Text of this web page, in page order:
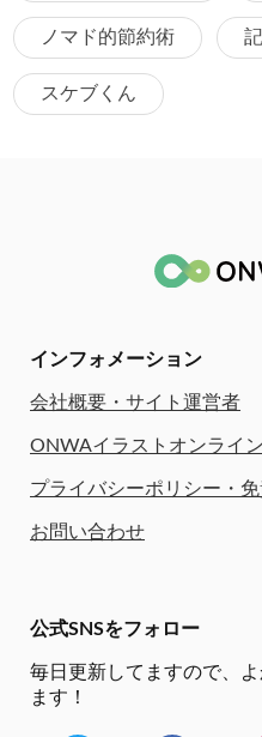
ノマド的節約術
スケブくん
インフォメーション
会社概要・サイト運営者
ONWAイラストオンライ
プライバシーポリシー・免
お問い合わせ
公式SNSをフォロー
毎日更新してますので、
ます！